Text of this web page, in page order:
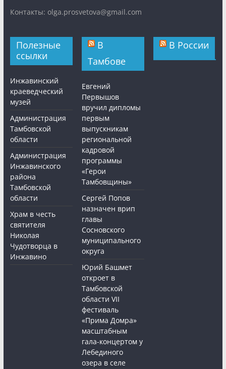
Контакты: olga.prosvetova@gmail.com
Полезные
ссылки
Инжавинский
краеведческий
музей
Администрация
Тамбовской
области
Администрация
Инжавинского
района
Тамбовской
области
Храм в честь
святителя
Николая
Чудотворца в
Инжавино
В
Тамбове
Евгений
Первышов
вручил дипломы
первым
выпускникам
региональной
кадровой
программы
«Герои
Тамбовщины»
Сергей Попов
назначен врип
главы
Сосновского
муниципального
округа
Юрий Башмет
откроет в
Тамбовской
области VII
фестиваль
«Прима Домра»
масштабным
гала-концертом у
Лебединого
озера в селе
В России